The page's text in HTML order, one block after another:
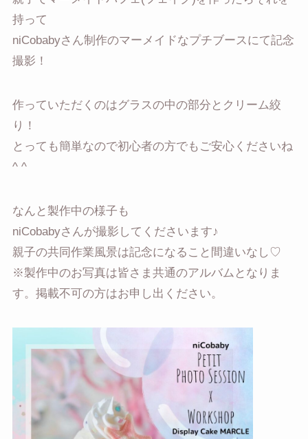
持って
niCobabyさん制作のマーメイドなプチブースにて記念
撮影！
作っていただくのはグラスの中の部分とクリーム絞
り！
とっても簡単なので初心者の方でもご安心くださいね
^ ^
なんと製作中の様子も
niCobabyさんが撮影してくださいます♪
親子の共同作業風景は記念になること間違いなし♡
※製作中のお写真は皆さま共通のアルバムとなりま
す。掲載不可の方はお申し出ください。